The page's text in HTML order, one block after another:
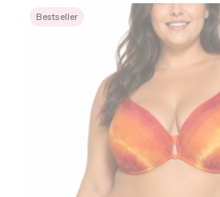
Bestseller